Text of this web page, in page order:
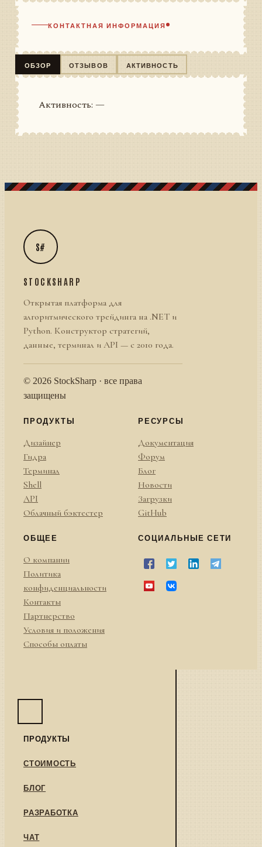
КОНТАКТНАЯ ИНФОРМАЦИЯ
ОБЗОР ОТЗЫВОВ АКТИВНОСТЬ
Активность: —
S#
STOCKSHARP
Открытая платформа для
алгоритмического трейдинга на .NET и
Python. Конструктор стратегий,
данные, терминал и API — с 2010 года.
© 2026 StockSharp · все права
защищены
ПРОДУКТЫ
Дизайнер
Гидра
Терминал
Shell
API
Облачный бэктестер
РЕСУРСЫ
Документация
Форум
Блог
Новости
Загрузки
GitHub
ОБЩЕЕ
О компании
Политика
конфиденциальности
Контакты
Партнерство
Условия и положения
Способы оплаты
СОЦИАЛЬНЫЕ СЕТИ
ПРОДУКТЫ
СТОИМОСТЬ
БЛОГ
РАЗРАБОТКА
ЧАТ